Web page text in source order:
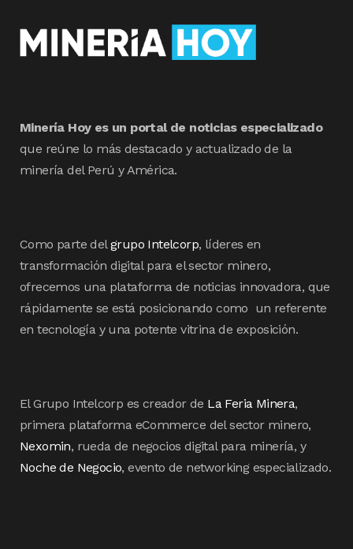
Minería Hoy es un portal de noticias especializado
que reúne lo más destacado y actualizado de la
minería del Perú y América.
Como parte delgrupo Intelcorp, líderes en
transformación digital para el sector minero,
ofrecemos una plataforma de noticias innovadora, que
rápidamente se está posicionando como un referente
en tecnología y una potente vitrina de exposición.
El Grupo Intelcorp es creador de La Feria Minera,
primera plataforma eCommerce del sector minero,
Nexomin, rueda de negocios digital para minería, y
Noche de Negocio, evento de networking especializado.